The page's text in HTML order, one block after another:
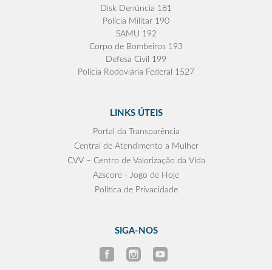
Disk Denúncia 181
Polícia Militar 190
SAMU 192
Corpo de Bombeiros 193
Defesa Civil 199
Polícia Rodoviária Federal 1527
LINKS ÚTEIS
Portal da Transparência
Central de Atendimento a Mulher
CVV – Centro de Valorização da Vida
Azscore - Jogo de Hoje
Política de Privacidade
SIGA-NOS